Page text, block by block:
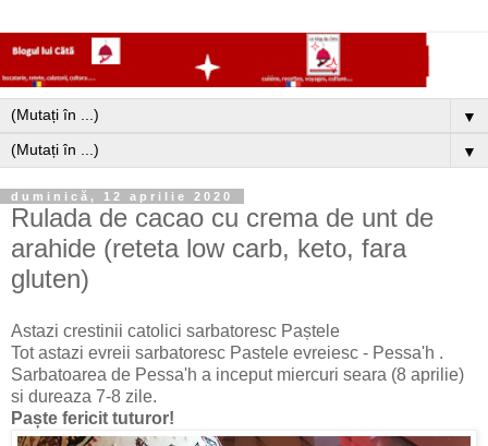
▼
▼
duminică, 12 aprilie 2020
Rulada de cacao cu crema de unt de
arahide (reteta low carb, keto, fara
gluten)
Astazi crestinii catolici sarbatoresc Paștele
Tot astazi evreii sarbatoresc Pastele evreiesc - Pessa'h .
Sarbatoarea de Pessa'h a inceput miercuri seara (8 aprilie)
si dureaza 7-8 zile.
Paște fericit tuturor!